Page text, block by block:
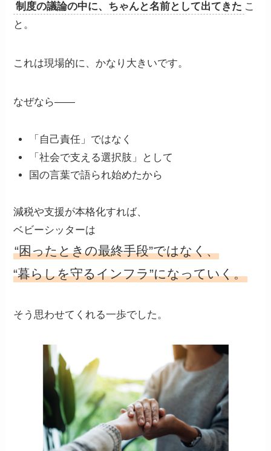
制度の議論の中に、ちゃんと名前として出てきた こ
と。
これは現場的に、かなり大きいです。
なぜなら——
「自己責任」ではなく
「社会で支える選択肢」として
国の言葉で語られ始めたから
減税や支援が本格化すれば、
ベビーシッターは
“困ったときの最終手段”ではなく、
“暮らしを守るインフラ”になっていく。
そう思わせてくれる一歩でした。